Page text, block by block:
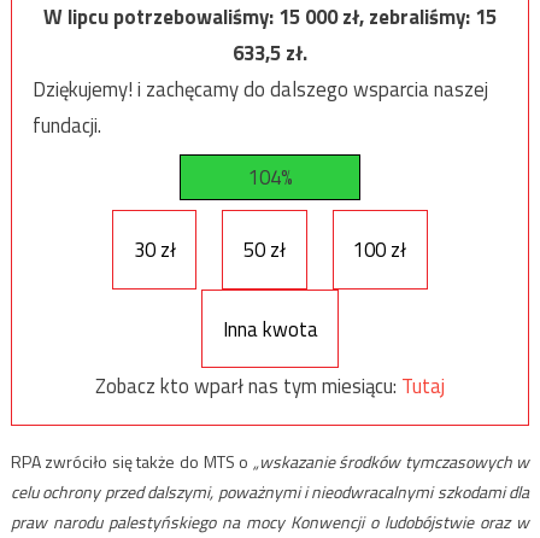
W lipcu potrzebowaliśmy:15 000zł, zebraliśmy:15
633,5zł.
Dziękujemy! i zachęcamy do dalszego wsparcia naszej
fundacji.
104%
30 zł 50 zł 100 zł
Inna kwota
Zobacz kto wparł nas tym miesiącu: Tutaj
RPA zwróciło się także do MTS o „wskazanie środków tymczasowych w
celu ochrony przed dalszymi, poważnymi i nieodwracalnymi szkodami dla
praw narodu palestyńskiego na mocy Konwencji o ludobójstwie oraz w